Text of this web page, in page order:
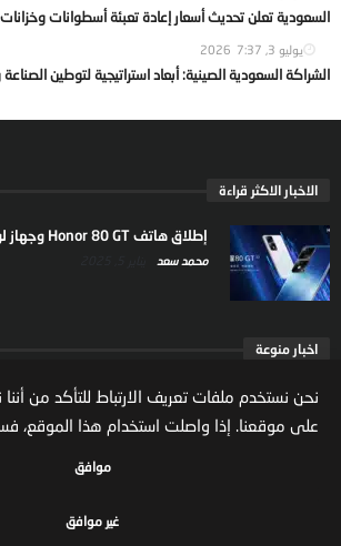
السعودية تعلن تحديث أسعار إعادة تعبئة أسطوانات
يوليو 3, 2026 7:37
الشراكة السعودية الصينية: أبعاد استراتيجية لتوطين
الاخبار الاكثر قراءة
إطلاق هاتف Honor 80 GT وجهاز لوحي جديد
محمد سعد
اخبار منوعة
ارتفاع ملكية المستثمرين
مال واعمال
نحن نستخدم ملفات تعريف الارتباط للتأكد من
على موقعنا. إذا واصلت استخدام هذا الموقع،
موافق
غير موافق